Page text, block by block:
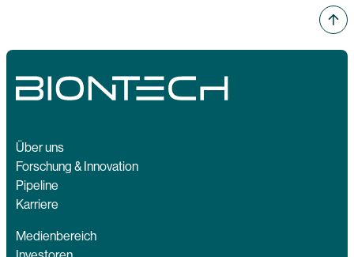
Über uns
Forschung & Innovation
Pipeline
Karriere
Medienbereich